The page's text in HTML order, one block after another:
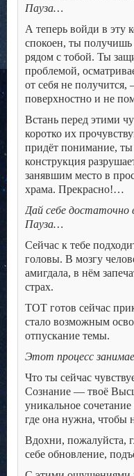
Пауза…
А теперь войди в эту
спокоен, ты
рядом с тобой. Ты
проблемой,
от себя не
поверхностно и не
Встань перед этими
коротко их
придёт понимание, ты
конструкция
занявшим место в
храма. Прекрасно!…
Дай себе достаточно
Пауза…
Сейчас к тебе
головы. В мозгу
амигдала, в нём
страх.
ТОТ готов сейчас
стало возможным
отпускание темы.
Этот процесс
Что ты сейчас
Сознание — твоё
уникальное
где она нужна, чтобы
Вдохни, пожалуйста,
себе обновление,